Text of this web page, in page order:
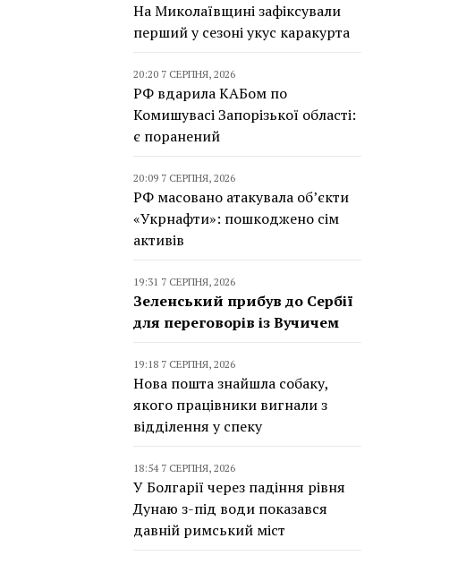
На Миколаївщині зафіксували
перший у сезоні укус каракурта
20:20 7 СЕРПНЯ, 2026
РФ вдарила КАБом по
Комишувасі Запорізької області:
є поранений
20:09 7 СЕРПНЯ, 2026
РФ масовано атакувала об’єкти
«Укрнафти»: пошкоджено сім
активів
19:31 7 СЕРПНЯ, 2026
Зеленський прибув до Сербії
для переговорів із Вучичем
19:18 7 СЕРПНЯ, 2026
Нова пошта знайшла собаку,
якого працівники вигнали з
відділення у спеку
18:54 7 СЕРПНЯ, 2026
У Болгарії через падіння рівня
Дунаю з-під води показався
давній римський міст